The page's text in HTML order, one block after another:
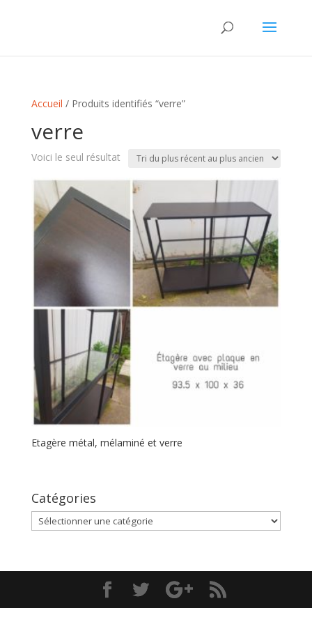
Accueil / Produits identifiés “verre”
verre
Voici le seul résultat
Etagère métal, mélaminé et verre
Catégories
Catégories